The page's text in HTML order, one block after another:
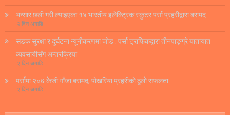
भन्सार छली गरी ल्याइएका १४ भारतीय इलेक्ट्रिक स्कुटर पर्सा प्रहरीद्वारा बरामद
२ दिन अगाडि
सडक सुरक्षा र दुर्घटना न्यूनीकरणमा जोड : पर्सा ट्राफिकद्वारा तीनपाङ्ग्रे यातायात
व्यवसायीसँग अन्तरक्रिया
२ दिन अगाडि
पर्सामा २०७ केजी गाँजा बरामद, पोखरिया प्रहरीको ठूलो सफलता
२ दिन अगाडि